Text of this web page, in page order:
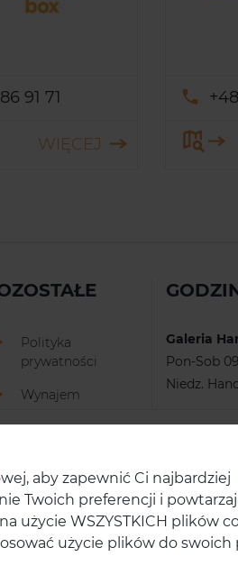
91 71
WIĘCEJ
Polityka
prywatności
Wynajem
Galeria
Pon-Sob
Niedz.
aby zapewnić Ci najbardziej
Twoich preferencji i
użycie WSZYSTKICH plików
użycie plików do swoich